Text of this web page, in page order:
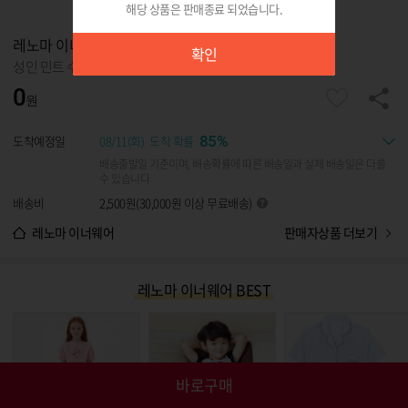
해당 상품은 판매종료 되었습니다.
확인